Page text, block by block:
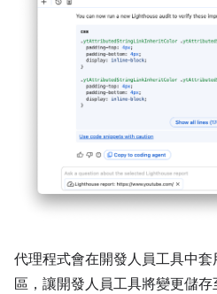
代理程式會在開發人員工具中
區，讓開發人員工具將變更儲存